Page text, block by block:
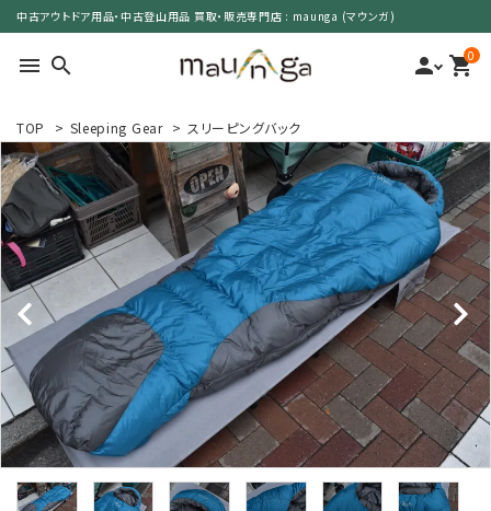
中古アウトドア用品・中古登山用品 買取・販売専門店 : maunga (マウンガ)
menu search person 0
shopping_cart
search
カテゴリーで選ぶ
サイズで選ぶ
特集で選ぶ
価格で選ぶ
買取案内
レンタル・修理
TOP > Sleeping Gear > スリーピングバック